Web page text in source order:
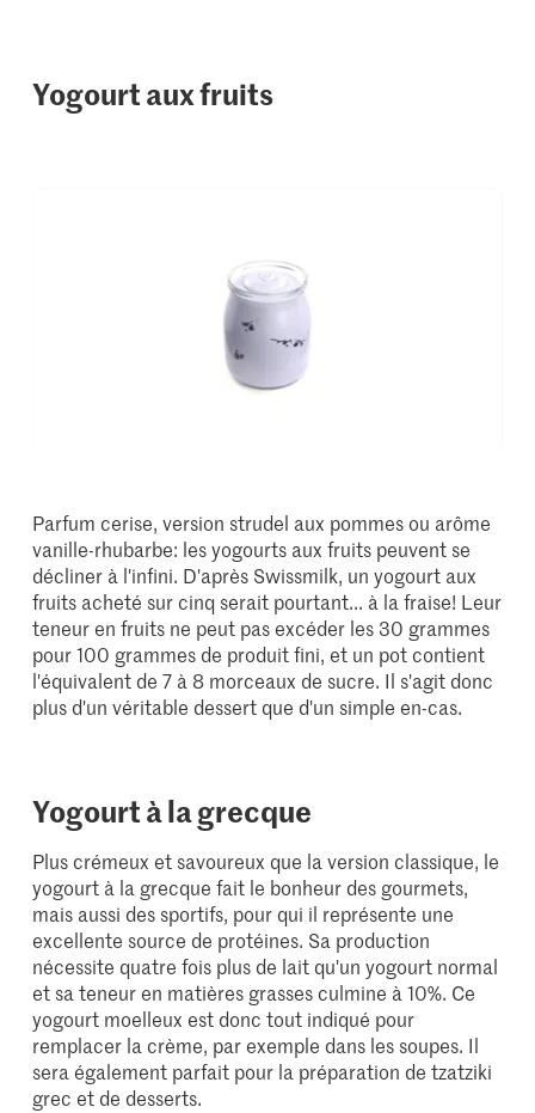
Yogourt aux fruits
Parfum cerise, version strudel aux pommes ou arôme
vanille-rhubarbe: les yogourts aux fruits peuvent se
décliner à l'infini. D'après Swissmilk, un yogourt aux
fruits acheté sur cinq serait pourtant... à la fraise! Leur
teneur en fruits ne peut pas excéder les 30 grammes
pour 100 grammes de produit fini, et un pot contient
l'équivalent de 7 à 8 morceaux de sucre. Il s'agit donc
plus d'un véritable dessert que d'un simple en-cas.
Yogourt à la grecque
Plus crémeux et savoureux que la version classique, le
yogourt à la grecque fait le bonheur des gourmets,
mais aussi des sportifs, pour qui il représente une
excellente source de protéines. Sa production
nécessite quatre fois plus de lait qu'un yogourt normal
et sa teneur en matières grasses culmine à 10%. Ce
yogourt moelleux est donc tout indiqué pour
remplacer la crème, par exemple dans les soupes. Il
sera également parfait pour la préparation de tzatziki
grec et de desserts.